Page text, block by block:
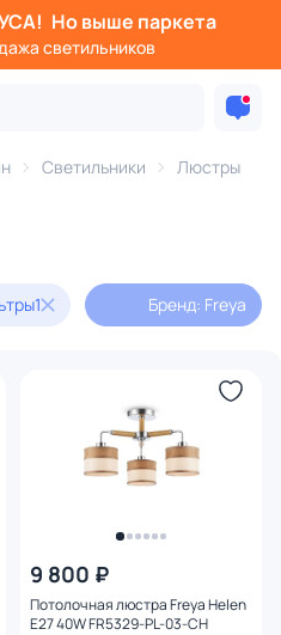
Но выше паркета
светильников
Светильники Люстры
1 Бренд: Freya
9 800 ₽
Потолочная люстра Freya Helen
E27 40W FR5329-PL-03-CH
До